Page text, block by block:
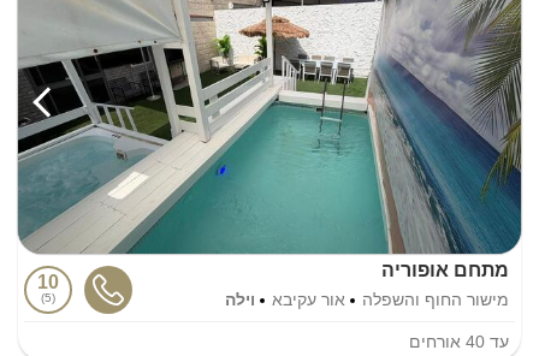
מתחם אופוריה
מישור החוף והשפלה אור עקיבא וילה
10
5
עד 40 אורחים